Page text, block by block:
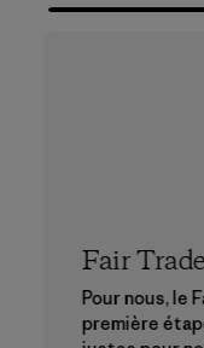
Fair
Pour nous, le
première